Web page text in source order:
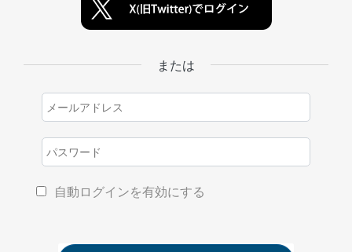
または
自動ログインを有効にする